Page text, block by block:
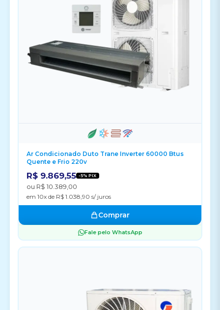
Ar Condicionado Duto Trane Inverter 60000 Btus
Quente e Frio 220v
R$ 9.869,55 -5% PIX
ou R$ 10.389,00
em 10x de R$ 1.038,90 s/ juros
Comprar
Fale pelo WhatsApp